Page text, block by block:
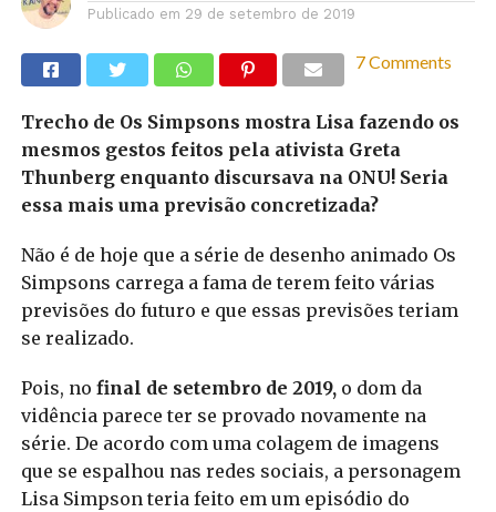
Publicado em 29 de setembro de 2019
7 Comments
Trecho de Os Simpsons mostra Lisa fazendo os
mesmos gestos feitos pela ativista Greta
Thunberg enquanto discursava na ONU! Seria
essa mais uma previsão concretizada?
Não é de hoje que a série de desenho animado Os
Simpsons carrega a fama de terem feito várias
previsões do futuro e que essas previsões teriam
se realizado.
Pois, no final de setembro de 2019,o dom da
vidência parece ter se provado novamente na
série. De acordo com uma colagem de imagens
que se espalhou nas redes sociais, a personagem
Lisa Simpson teria feito em um episódio do